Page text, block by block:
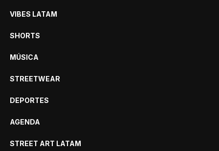
VIBES LATAM
SHORTS
MÚSICA
STREETWEAR
DEPORTES
AGENDA
STREET ART LATAM